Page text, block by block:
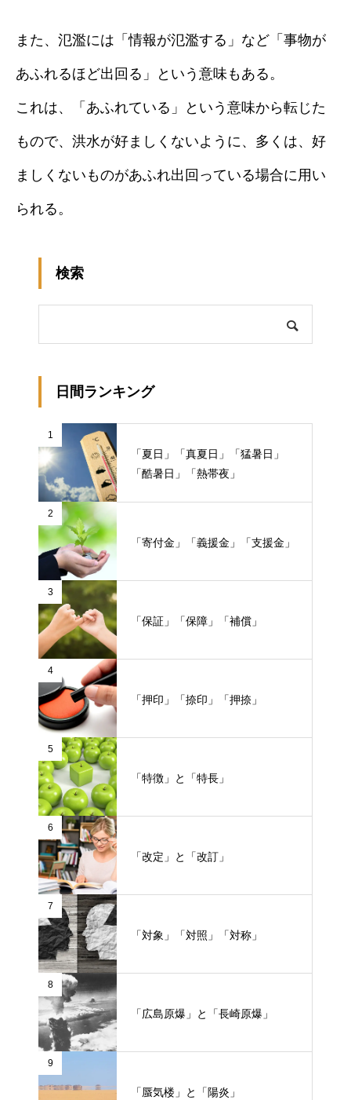
また、氾濫には「情報が氾濫する」など「事物が
あふれるほど出回る」という意味もある。
これは、「あふれている」という意味から転じた
もので、洪水が好ましくないように、多くは、好
ましくないものがあふれ出回っている場合に用い
られる。
検索
日間ランキング
1
「夏日」「真夏日」「猛暑日」
「酷暑日」「熱帯夜」
2
「寄付金」「義援金」「支援金」
3
「保証」「保障」「補償」
4
「押印」「捺印」「押捺」
5
「特徴」と「特長」
6
「改定」と「改訂」
7
「対象」「対照」「対称」
8
「広島原爆」と「長崎原爆」
9
「蜃気楼」と「陽炎」